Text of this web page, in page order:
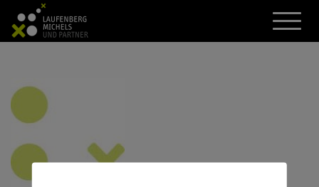
A
k
t